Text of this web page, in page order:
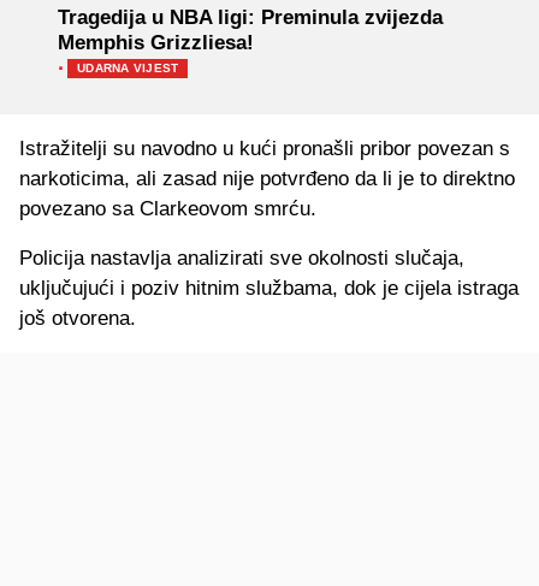
Tragedija u NBA ligi: Preminula zvijezda
Memphis Grizzliesa!
· UDARNA VIJEST
Istražitelji su navodno u kući pronašli pribor povezan s
narkoticima, ali zasad nije potvrđeno da li je to direktno
povezano sa Clarkeovom smrću.
Policija nastavlja analizirati sve okolnosti slučaja,
uključujući i poziv hitnim službama, dok je cijela istraga
još otvorena.